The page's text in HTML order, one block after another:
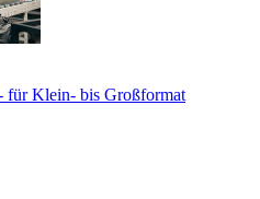
für Klein- bis Großformat